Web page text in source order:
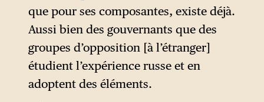
que pour ses composantes, existe déjà.
Aussi bien des gouvernants que des
groupes d’opposition [à l’étranger]
étudient l’expérience russe et en
adoptent des éléments.